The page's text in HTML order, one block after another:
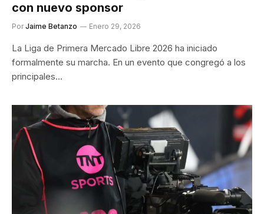
con nuevo sponsor
Por Jaime Betanzo Enero 29, 2026
La Liga de Primera Mercado Libre 2026 ha iniciado
formalmente su marcha. En un evento que congregó a los
principales…